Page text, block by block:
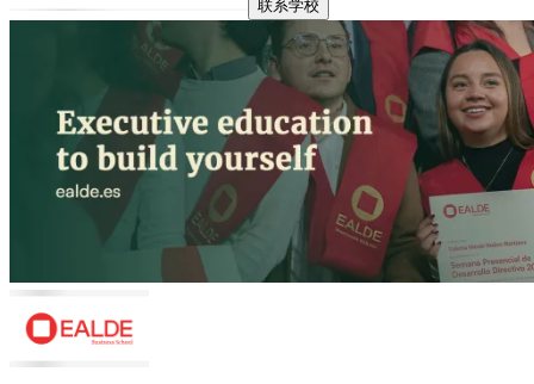
联系学校